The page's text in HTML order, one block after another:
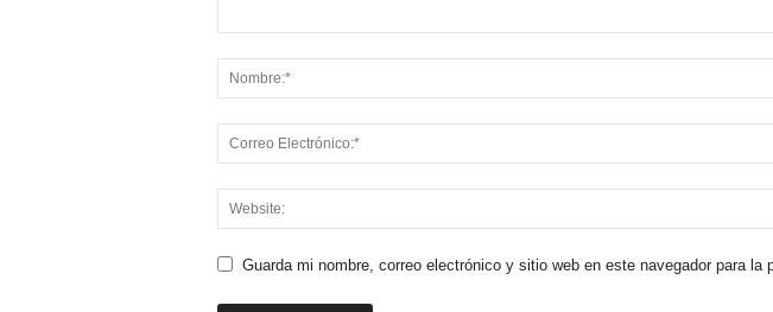
Guarda mi nombre, correo electrónico y sitio web en este navegador para la